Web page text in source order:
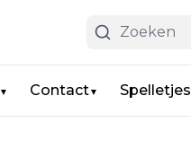
▼ Contact▼ Spelletjes